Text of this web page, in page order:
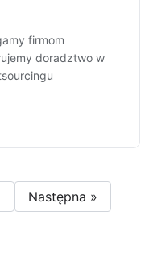
firmom
doradztwo w
Następna »